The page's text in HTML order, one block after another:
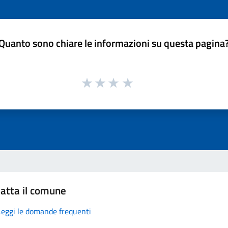
sono chiare le informazioni su questa
il comune
le domande frequenti